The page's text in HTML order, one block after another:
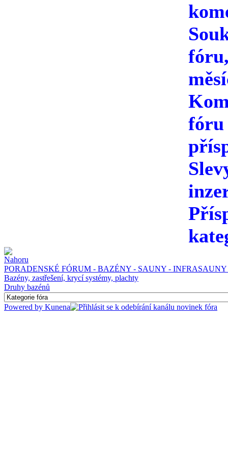
fóru
PORADENSKÉ FÓRUM - BAZÉNY - SAUNY -
Bazény, zastřešení, krycí systémy, plachty
Druhy bazénů
Powered by Kunena